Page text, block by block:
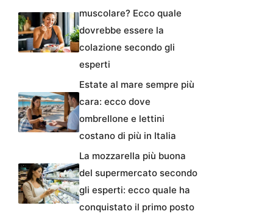
muscolare? Ecco quale
dovrebbe essere la
colazione secondo gli
esperti
Estate al mare sempre più
cara: ecco dove
ombrellone e lettini
costano di più in Italia
La mozzarella più buona
del supermercato secondo
gli esperti: ecco quale ha
conquistato il primo posto